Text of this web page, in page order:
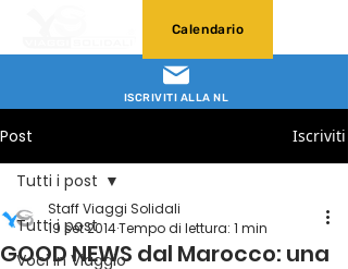
ISCRIVITI ALLA NL
Calendario
Post Iscriviti
Tutti i post
Voci in Viaggio
Tutti i post
GOOD NEWS dal Marocco: una
Staff Viaggi Solidali
19 set 2014Tempo di lettura: 1 min